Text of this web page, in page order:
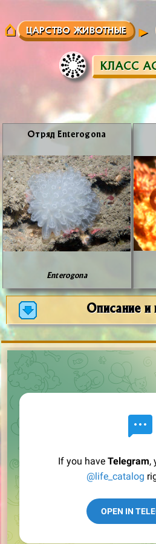
ЦАРСТВО ЖИВОТНЫЕ
КЛАСС
От­ряд Enterogona
Enterogona
Описание и